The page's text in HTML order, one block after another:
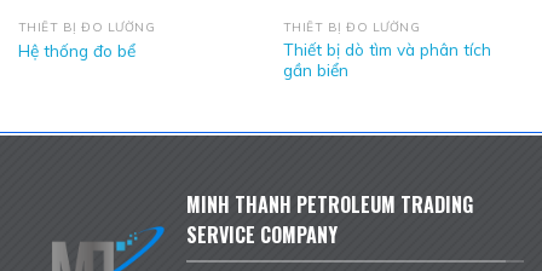
THIẾT BỊ ĐO LƯỜNG
Hệ thống đo bể
THIẾT BỊ ĐO LƯỜNG
Thiết bị dò tìm và phân tích
gần biển
MINH THANH PETROLEUM TRADING
SERVICE COMPANY